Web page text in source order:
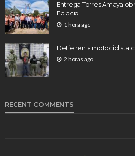
Entrega Torres Amaya
Palacio
1 hora ago
Detienen a motociclista
2 horas ago
RECENT COMMENTS